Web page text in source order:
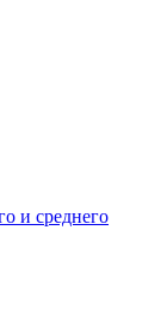
и среднего